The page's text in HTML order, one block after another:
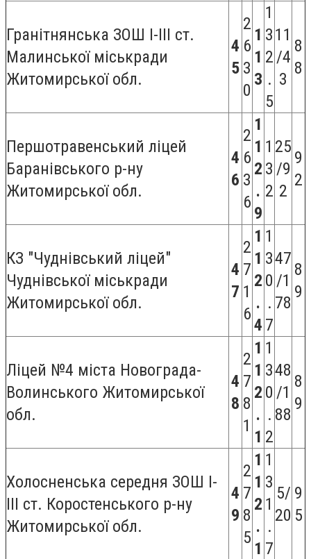
Гранітнянська ЗОШ I-III ст.
Малинської міськради
Житомирської обл.
4
5
2
6
3
0
1
1
3
1
3
2
.
5
11
/4
3
8
8
Першотравенський ліцей
Баранівського р-ну
Житомирської обл.
4
6
2
6
3
6
1
1
2
.
9
1
3
2
25
/9
2
9
2
КЗ "Чуднівський ліцей"
Чуднівської міськради
Житомирської обл.
4
7
2
7
1
6
1
1
2
.
4
1
3
0
.
7
47
/1
78
8
9
Ліцей №4 міста Новограда-
Волинського Житомирської
обл.
4
8
2
7
8
1
1
1
2
.
1
1
3
0
.
2
48
/1
88
8
9
Холосненська середня ЗОШ I-
III ст. Коростенського р-ну
Житомирської обл.
4
9
2
7
8
5
1
1
2
.
1
1
3
1
.
7
5/
20
9
5